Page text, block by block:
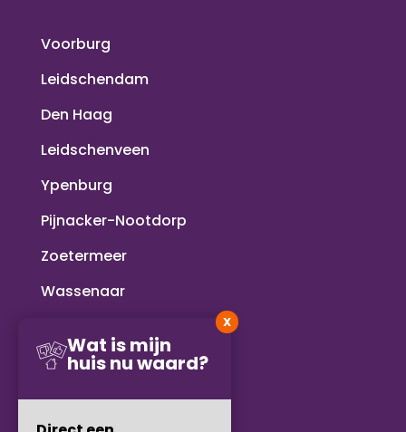
Voorburg
Leidschendam
Den Haag
Leidschenveen
Ypenburg
Pijnacker-Nootdorp
Zoetermeer
Wassenaar
Rijswijk
Delft
Wat is mijn
huis nu waard?
X